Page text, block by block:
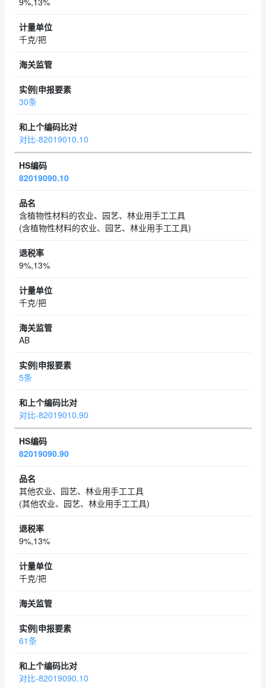
千克/把
30条
对比-82019010.10
82019090.10
含植物性材料的农业、园艺、林业用手工工具
(含植物性材料的农业、园艺、林业用手工工具)
9%,13%
千克/把
AB
5条
对比-82019010.90
82019090.90
其他农业、园艺、林业用手工工具
(其他农业、园艺、林业用手工工具)
9%,13%
千克/把
61条
对比-82019090.10